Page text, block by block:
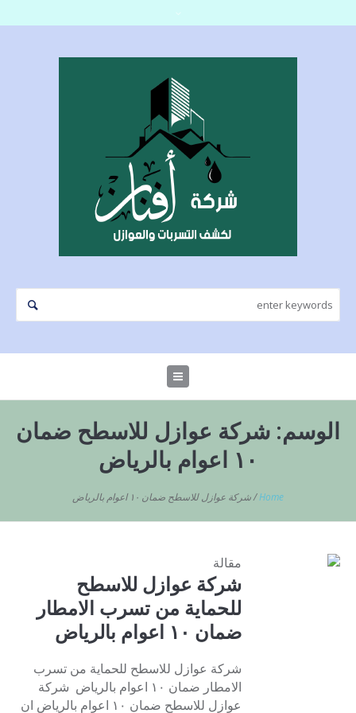
الوسم: شركة عوازل للاسطح ضمان
١٠ اعوام بالرياض
Home
/شركة عوازل للاسطح ضمان ١٠ اعوام بالرياض
مقالة
شركة عوازل للاسطح
للحماية من تسرب الامطار
ضمان ١٠ اعوام بالرياض
شركة عوازل للاسطح للحماية من تسرب
الامطار ضمان ١٠ اعوام بالرياض شركة
عوازل للاسطح ضمان ١٠ اعوام بالرياض ان